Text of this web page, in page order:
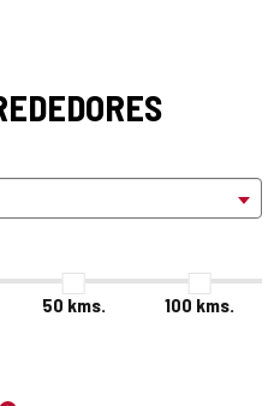
50 kms. 100 kms.